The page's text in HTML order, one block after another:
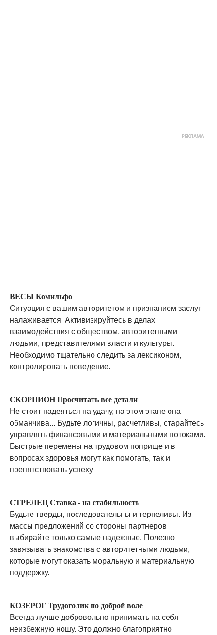
ВЕСЫ Комильфо
Ситуация с вашим авторитетом и признанием заслуг
налаживается. Активизируйтесь в делах
взаимодействия с обществом, авторитетными
людьми, представителями власти и культуры.
Необходимо тщательно следить за лексиконом,
контролировать поведение.
СКОРПИОН Просчитать все детали
Не стоит надеяться на удачу, на этом этапе она
обманчива... Будьте логичны, расчетливы, старайтесь
управлять финансовыми и материальными потоками.
Быстрые перемены на трудовом поприще и в
вопросах здоровья могут как помогать, так и
препятствовать успеху.
СТРЕЛЕЦ Ставка - на стабильность
Будьте тверды, последовательны и терпеливы. Из
массы предложений со стороны партнеров
выбирайте только самые надежные. Полезно
завязывать знакомства с авторитетными людьми,
которые могут оказать моральную и материальную
поддержку.
КОЗЕРОГ Трудоголик по доброй воле
Всегда лучше добровольно принимать на себя
неизбежную ношу. Это должно благоприятно